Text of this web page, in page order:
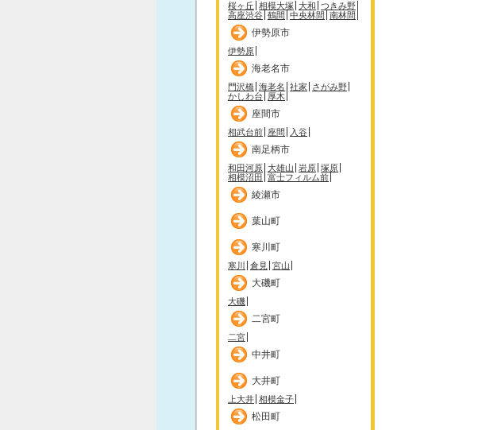
桜ヶ丘 相模大塚 大和 つきみ野
高座渋谷 鶴間 中央林間 南林間
伊勢原市
伊勢原
海老名市
門沢橋 海老名 社家
さがみ野
かしわ台
厚木
座間市
相武台前 座間 入谷
南足柄市
和田河原 大雄山 岩原 塚原
相模沼田 富士フィルム前
綾瀬市
葉山町
寒川町
寒川 倉見 宮山
大磯町
大磯
二宮町
二宮
中井町
大井町
上大井 相模金子
松田町